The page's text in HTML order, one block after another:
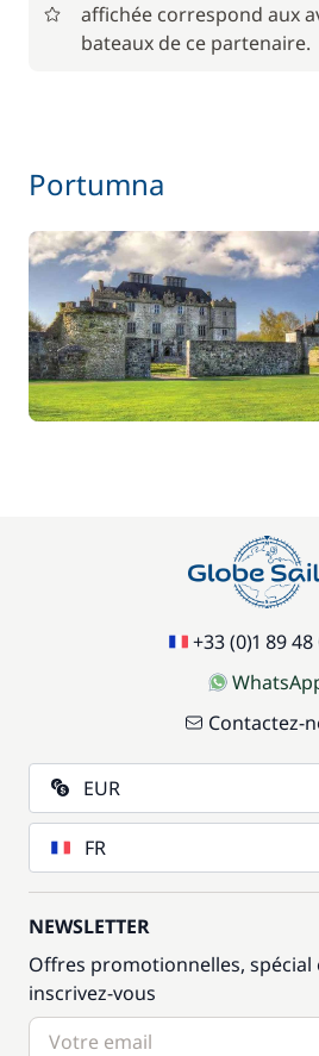
Barbecue
Location de vélo - Adulte
Location de vélo - Enfant
Paddle
Parking Voitures
affichée correspond aux
bateaux de ce partenaire.
Portumna
+33 (0)1 89 48
Contactez-
EUR
FR
NEWSLETTER
Offres promotionnelles, spécial
inscrivez-vous